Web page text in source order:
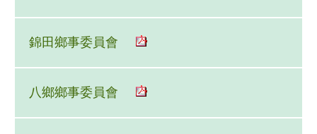
錦田鄉事委員會
八鄉鄉事委員會